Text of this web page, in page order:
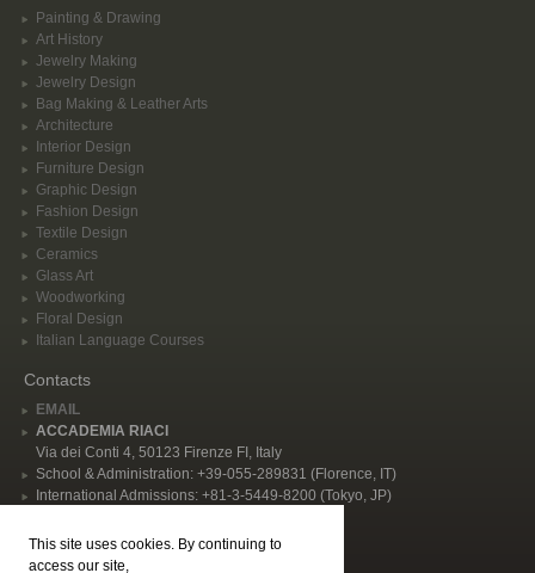
This site uses cookies. By continuing to
access our site,
Painting & Drawing
Art History
Jewelry Making
Jewelry Design
Bag Making & Leather Arts
Architecture
Interior Design
Furniture Design
Graphic Design
Fashion Design
Textile Design
Ceramics
Glass Art
Woodworking
Floral Design
Italian Language Courses
Contacts
EMAIL
ACCADEMIA RIACI
Via dei Conti 4, 50123 Firenze FI, Italy
School & Administration: +39-055-289831 (Florence, IT)
International Admissions: +81-3-5449-8200 (Tokyo, JP)